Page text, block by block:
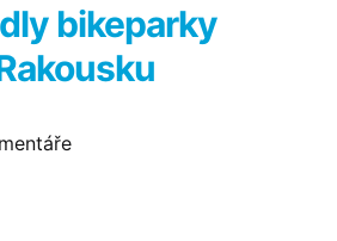
bikeparky